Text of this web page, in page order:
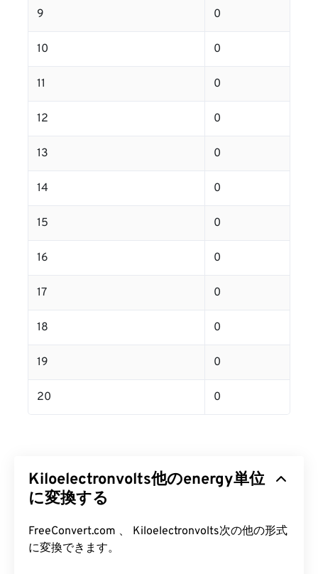
9 0
10 0
11 0
12 0
13 0
14 0
15 0
16 0
17 0
18 0
19 0
20 0
Kiloelectronvolts他のenergy単位
に変換する
FreeConvert.com 、 Kiloelectronvolts次の他の形式
に変換できます。